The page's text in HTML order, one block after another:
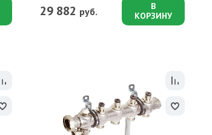
29 882 руб.
В
КОРЗИНУ